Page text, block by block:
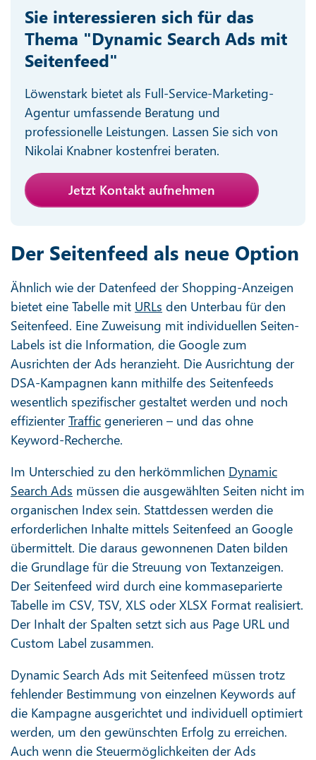
Sie interessieren sich für das
Thema "Dynamic Search Ads mit
Seitenfeed"
Löwenstark bietet als Full-Service-Marketing-
Agentur umfassende Beratung und
professionelle Leistungen. Lassen Sie sich von
Nikolai Knabner kostenfrei beraten.
Jetzt Kontakt aufnehmen
Der Seitenfeed als neue Option
Ähnlich wie der Datenfeed der Shopping-Anzeigen
bietet eine Tabelle mit URLs den Unterbau für den
Seitenfeed. Eine Zuweisung mit individuellen Seiten-
Labels ist die Information, die Google zum
Ausrichten der Ads heranzieht. Die Ausrichtung der
DSA-Kampagnen kann mithilfe des Seitenfeeds
wesentlich spezifischer gestaltet werden und noch
effizienterTraffic generieren – und das ohne
Keyword-Recherche.
Im Unterschied zu den herkömmlichen Dynamic
Search Ads müssen die ausgewählten Seiten nicht im
organischen Index sein. Stattdessen werden die
erforderlichen Inhalte mittels Seitenfeed an Google
übermittelt. Die daraus gewonnenen Daten bilden
die Grundlage für die Streuung von Textanzeigen.
Der Seitenfeed wird durch eine kommaseparierte
Tabelle im CSV, TSV, XLS oder XLSX Format realisiert.
Der Inhalt der Spalten setzt sich aus Page URL und
Custom Label zusammen.
Dynamic Search Ads mit Seitenfeed müssen trotz
fehlender Bestimmung von einzelnen Keywords auf
die Kampagne ausgerichtet und individuell optimiert
werden, um den gewünschten Erfolg zu erreichen.
Auch wenn die Steuermöglichkeiten der Ads